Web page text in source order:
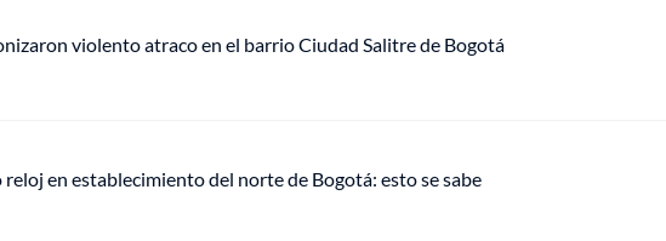
violento atraco en el barrio Ciudad Salitre de Bogotá
en establecimiento del norte de Bogotá: esto se sabe